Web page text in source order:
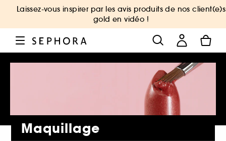
Laissez-vous inspirer par les avis produits de nos client(e)s
gold en vidéo !
Maquillage